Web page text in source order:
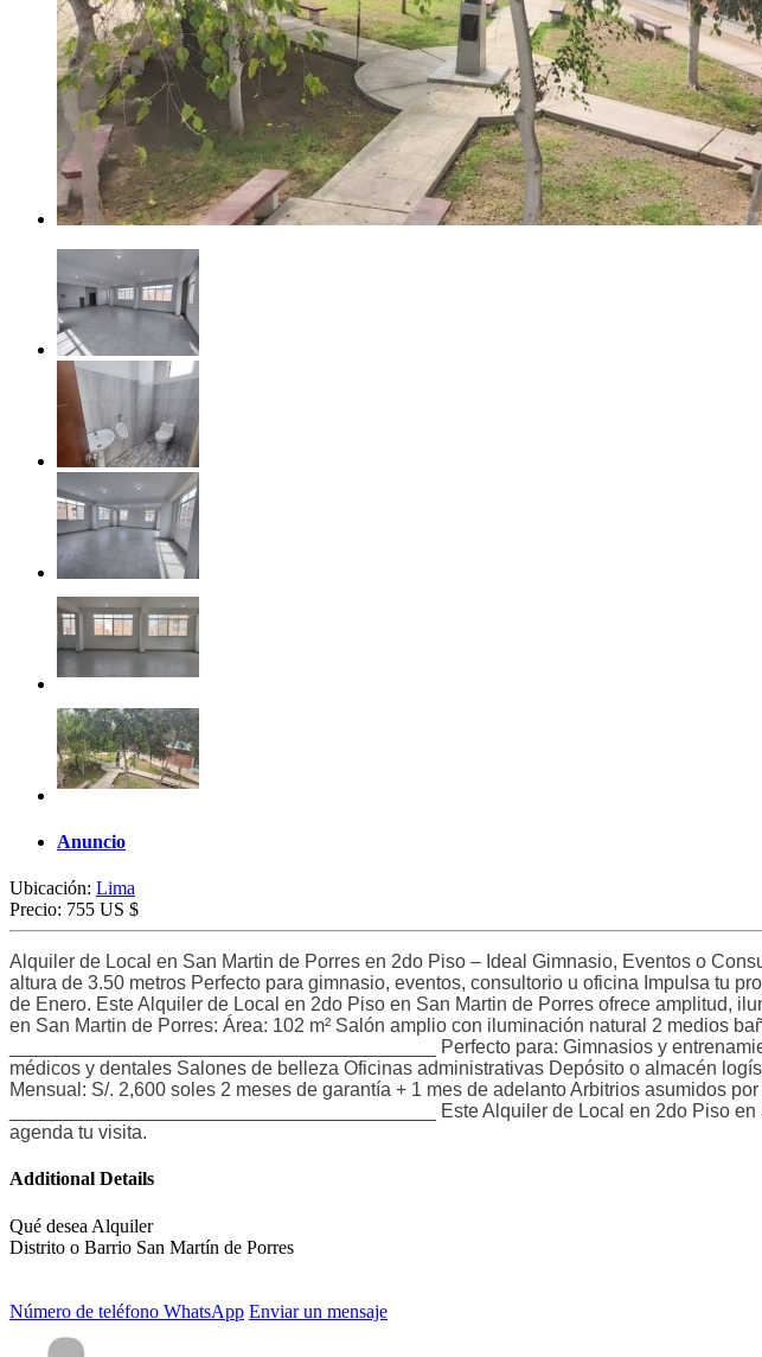
Anuncio
Ubicación: Lima
Precio: 755 US $
Alquiler de Local en San Martin de Porres en 2do Piso – Ideal Gimnasio, Eventos o
altura de 3.50 metros Perfecto para gimnasio, eventos, consultorio u oficina Impulsa tu
de Enero. Este Alquiler de Local en 2do Piso en San Martin de Porres ofrece amplitud,
en San Martin de Porres: Área: 102 m² Salón amplio con iluminación natural 2 medios
________________________________________ Perfecto para: Gimnasios y
médicos y dentales Salones de belleza Oficinas administrativas Depósito o almacén
Mensual: S/. 2,600 soles 2 meses de garantía + 1 mes de adelanto Arbitrios asumidos
________________________________________ Este Alquiler de Local en 2do Piso
agenda tu visita.
Additional Details
Qué desea Alquiler
Distrito o Barrio San Martín de Porres
Número de teléfono WhatsApp Enviar un mensaje